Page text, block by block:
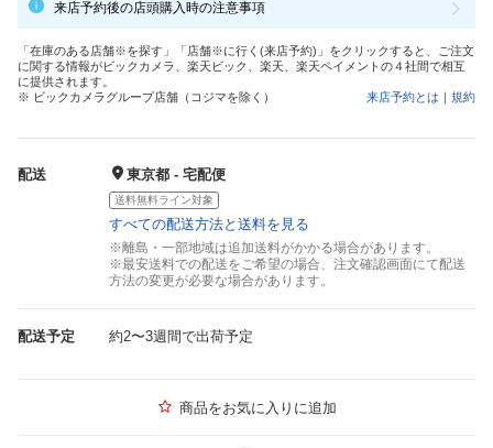
来店予約後の店頭購入時の注意事項
「在庫のある店舗※を探す」「店舗※に行く(来店予約)」をクリックすると、ご注文
に関する情報がビックカメラ、楽天ビック、楽天、楽天ペイメントの４社間で相互
に提供されます。
※ ビックカメラグループ店舗（コジマを除く）
来店予約とは ｜ 規約
配送 東京都 - 宅配便
送料無料ライン対象
すべての配送方法と送料を見る
※離島・一部地域は追加送料がかかる場合があります。
※最安送料での配送をご希望の場合、注文確認画面にて配送
方法の変更が必要な場合があります。
配送予定 約2〜3週間で出荷予定
商品をお気に入りに追加